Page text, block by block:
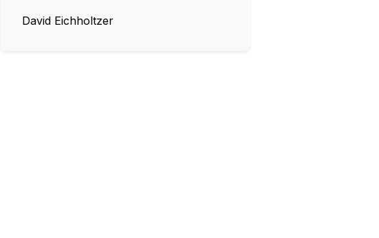
David Eichholtzer